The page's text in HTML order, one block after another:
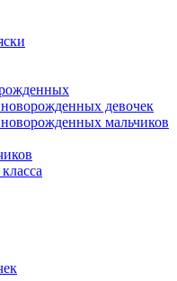
девочек
мальчиков